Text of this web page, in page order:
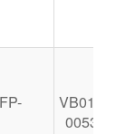
VB010000-
0053bwh